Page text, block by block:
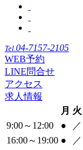
Tel. 04-7157-2105
WEB予約
LINE問合せ
アクセス
求人情報
月 火
9:00～12:00
● ／
16:00～19:00 ● ／